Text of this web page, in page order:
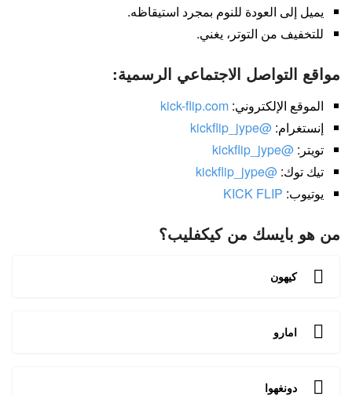
يميل إلى العودة للنوم بمجرد استيقاظه.
للتخفيف من التوتر، يغني.
مواقع التواصل الاجتماعي الرسمية:
الموقع الإلكتروني: kick-flip.com
إنستغرام: @kickflip_jype
تويتر: @kickflip_jype
تيك توك: @kickflip_jype
يوتيوب: KICK FLIP
من هو بايسك من كيكفليب؟
كيهون
امارو
دونغهوا